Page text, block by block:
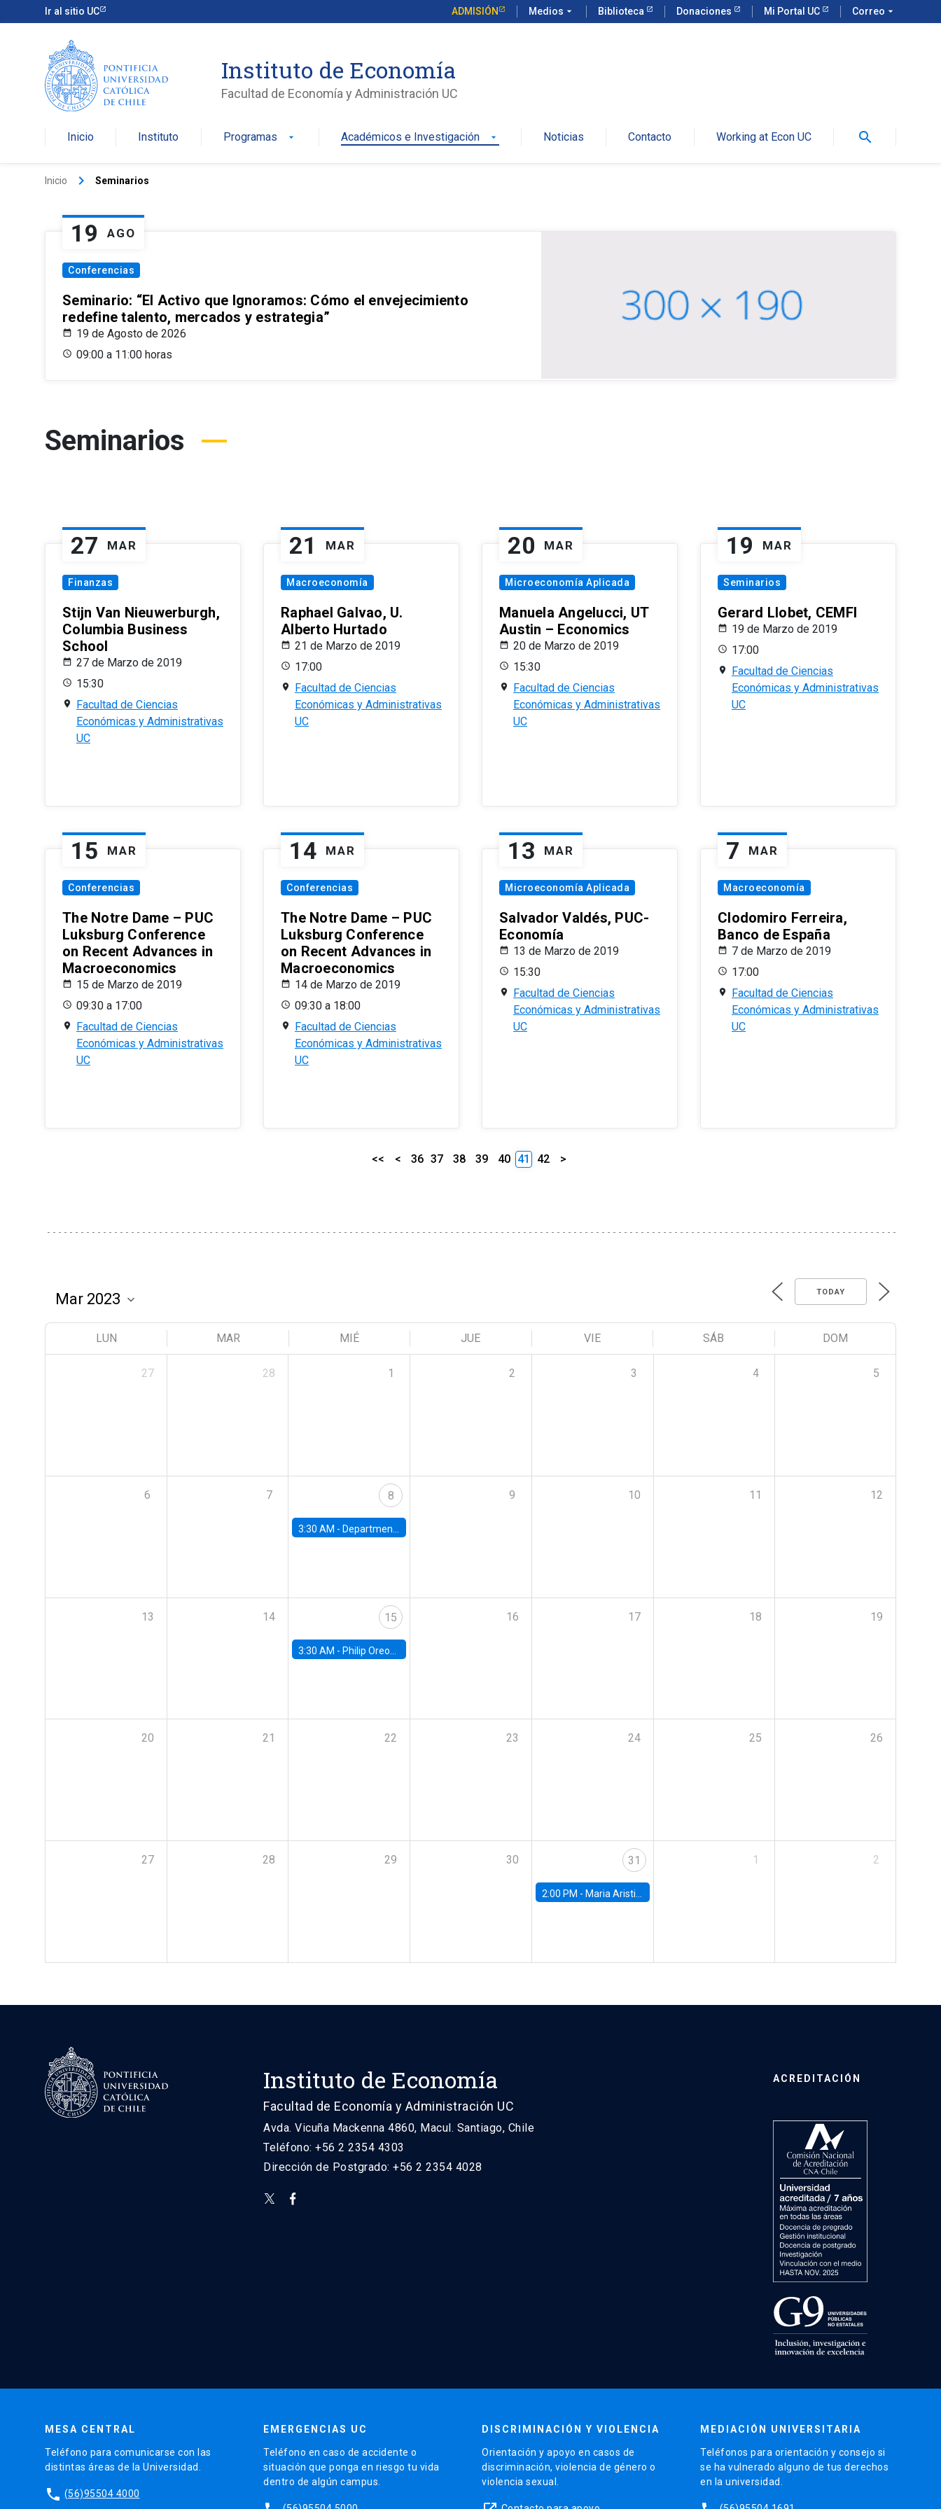
Ir al sitio UC ADMISIÓN Medios arrow_drop_down Biblioteca Donaciones Mi Portal UC Correo arrow_drop_down
Instituto de Economía
Facultad de Economía y Administración UC
Inicio Instituto Programas arrow_drop_down Académicos e Investigación arrow_drop_down Noticias Contacto Working at Econ UC search
Inicio keyboard_arrow_right Seminarios
19 AGO
Conferencias
Seminario: “El Activo que Ignoramos: Cómo el envejecimiento
redefine talento, mercados y estrategia”
19 de Agosto de 2026
09:00 a 11:00 horas
Seminarios
27 MAR
Finanzas
Stijn Van Nieuwerburgh,
Columbia Business
School
27 de Marzo de 2019
15:30
Facultad de Ciencias
Económicas y Administrativas
UC
21 MAR
Macroeconomía
Raphael Galvao, U.
Alberto Hurtado
21 de Marzo de 2019
17:00
Facultad de Ciencias
Económicas y Administrativas
UC
20 MAR
Microeconomía Aplicada
Manuela Angelucci, UT
Austin – Economics
20 de Marzo de 2019
15:30
Facultad de Ciencias
Económicas y Administrativas
UC
19 MAR
Seminarios
Gerard Llobet, CEMFI
19 de Marzo de 2019
17:00
Facultad de Ciencias
Económicas y Administrativas
UC
15 MAR
Conferencias
The Notre Dame – PUC
Luksburg Conference
on Recent Advances in
Macroeconomics
15 de Marzo de 2019
09:30 a 17:00
Facultad de Ciencias
Económicas y Administrativas
UC
14 MAR
Conferencias
The Notre Dame – PUC
Luksburg Conference
on Recent Advances in
Macroeconomics
14 de Marzo de 2019
09:30 a 18:00
Facultad de Ciencias
Económicas y Administrativas
UC
13 MAR
Microeconomía Aplicada
Salvador Valdés, PUC-
Economía
13 de Marzo de 2019
15:30
Facultad de Ciencias
Económicas y Administrativas
UC
7 MAR
Macroeconomía
Clodomiro Ferreira,
Banco de España
7 de Marzo de 2019
17:00
Facultad de Ciencias
Económicas y Administrativas
UC
<< < 36 37 38 39 40 41 42 >
TODAY
LUN MAR MIÉ JUE VIE SÁB DOM
27 28 1 2 3 4 5
6 7 8
3:30 AM - Department Seminar: James Robinson
9 10 11 12
13 14 15
3:30 AM - Philip Oreopolous, University of Toronto
16 17 18 19
20 21 22 23 24 25 26
27 28 29 30 31
2:00 PM - Maria Aristizabal-Ramirez, FED Board
1 2
Instituto de Economía
Facultad de Economía y Administración UC
Avda. Vicuña Mackenna 4860, Macul. Santiago, Chile
Teléfono: +56 2 2354 4303
Dirección de Postgrado: +56 2 2354 4028
ACREDITACIÓN
MESA CENTRAL
Teléfono para comunicarse con las
distintas áreas de la Universidad.
phone (56)95504 4000
EMERGENCIAS UC
Teléfono en caso de accidente o
situación que ponga en riesgo tu vida
dentro de algún campus.
DISCRIMINACIÓN Y VIOLENCIA
Orientación y apoyo en casos de
discriminación, violencia de género o
violencia sexual.
MEDIACIÓN UNIVERSITARIA
Teléfonos para orientación y consejo si
se ha vulnerado alguno de tus derechos
en la universidad.